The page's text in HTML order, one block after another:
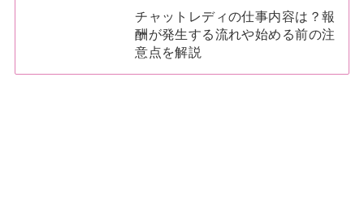
チャットレディの仕事内容は？報
酬が発生する流れや始める前の注
意点を解説